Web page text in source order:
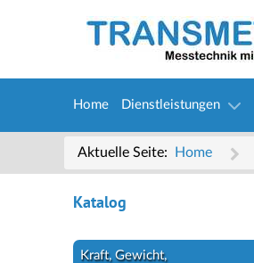
Home Dienstleistungen
Aktuelle Seite: Home
Katalog
Kraft, Gewicht,